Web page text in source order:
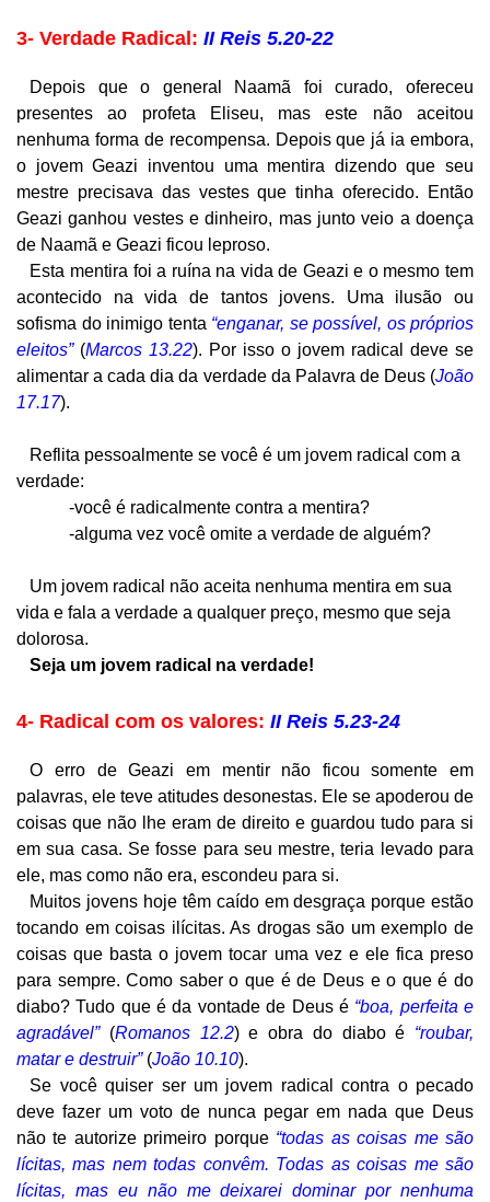
3- Verdade Radical: II Reis 5.20-22
Depois que o general Naamã foi curado, ofereceu
presentes ao profeta Eliseu, mas este não aceitou
nenhuma forma de recompensa. Depois que já ia embora,
o jovem Geazi inventou uma mentira dizendo que seu
mestre precisava das vestes que tinha oferecido. Então
Geazi ganhou vestes e dinheiro, mas junto veio a doença
de Naamã e Geazi ficou leproso.
Esta mentira foi a ruína na vida de Geazi e o mesmo tem
acontecido na vida de tantos jovens. Uma ilusão ou
sofisma do inimigo tenta “enganar, se possível, os próprios
eleitos”(Marcos 13.22). Por isso o jovem radical deve se
alimentar a cada dia da verdade da Palavra de Deus (João
17.17).
Reflita pessoalmente se você é um jovem radical com a
verdade:
-você é radicalmente contra a mentira?
-alguma vez você omite a verdade de alguém?
Um jovem radical não aceita nenhuma mentira em sua
vida e fala a verdade a qualquer preço, mesmo que seja
dolorosa.
Seja um jovem radical na verdade!
4- Radical com os valores: II Reis 5.23-24
O erro de Geazi em mentir não ficou somente em
palavras, ele teve atitudes desonestas. Ele se apoderou de
coisas que não lhe eram de direito e guardou tudo para si
em sua casa. Se fosse para seu mestre, teria levado para
ele, mas como não era, escondeu para si.
Muitos jovens hoje têm caído em desgraça porque estão
tocando em coisas ilícitas. As drogas são um exemplo de
coisas que basta o jovem tocar uma vez e ele fica preso
para sempre. Como saber o que é de Deus e o que é do
diabo? Tudo que é da vontade de Deus é “boa, perfeita e
agradável”(Romanos 12.2) e obra do diabo é “roubar,
matar e destruir”(João 10.10).
Se você quiser ser um jovem radical contra o pecado
deve fazer um voto de nunca pegar em nada que Deus
não te autorize primeiro porque “todas as coisas me são
lícitas, mas nem todas convêm. Todas as coisas me são
lícitas, mas eu não me deixarei dominar por nenhuma